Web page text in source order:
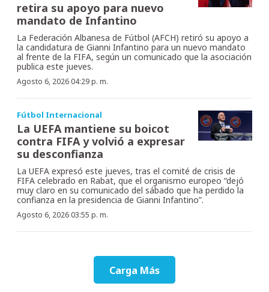
retira su apoyo para nuevo
mandato de Infantino
La Federación Albanesa de Fútbol (AFCH) retiró su apoyo a
la candidatura de Gianni Infantino para un nuevo mandato
al frente de la FIFA, según un comunicado que la asociación
publica este jueves.
Agosto 6, 2026 04:29 p. m.
Fútbol Internacional
La UEFA mantiene su boicot
contra FIFA y volvió a expresar
su desconfianza
La UEFA expresó este jueves, tras el comité de crisis de
FIFA celebrado en Rabat, que el organismo europeo “dejó
muy claro en su comunicado del sábado que ha perdido la
confianza en la presidencia de Gianni Infantino”.
Agosto 6, 2026 03:55 p. m.
Carga Más